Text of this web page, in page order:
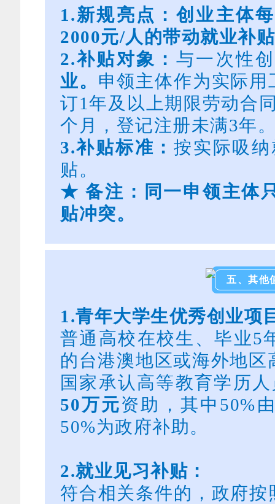
1.新规亮点：创业主体
2000元/人的带动就业补
2.补贴对象： 与一次性
业。 申领主体作为实际
订1年及以上期限劳动合
个月，登记注册未满3年
3.补贴标准：按实际吸
贴。
★ 备注：同一申领主体
贴冲突。
五、其他
1.青年大学生优秀创业项
普通高校在校生、毕业5
的台港澳地区或海外地
国家承认高等教育学历
50万元资助，其中50%
50%为政府补助。
2.就业见习补贴：
符合相关条件的，政府